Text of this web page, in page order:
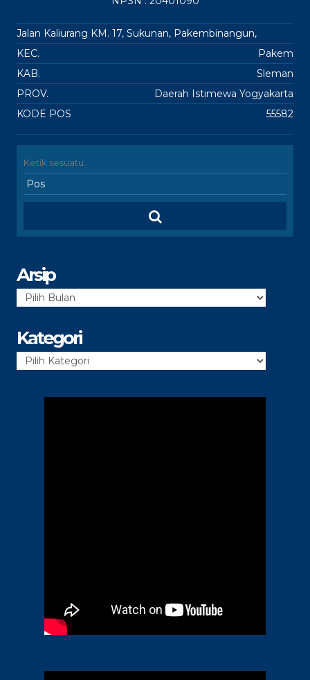
Jalan Kaliurang KM. 17, Sukunan, Pakembinangun,
KEC.
Pakem
KAB.
Sleman
PROV.
Daerah Istimewa Yogyakarta
KODE POS
55582
Arsip
Arsip
Kategori
Kategori